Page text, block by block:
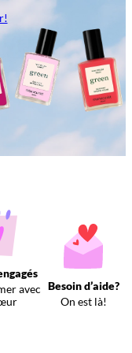
avec Besoin d’aide?
On est là!